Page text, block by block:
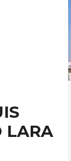
LARA